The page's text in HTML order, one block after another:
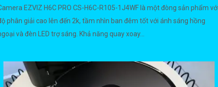
EZVIZ H6C PRO CS-H6C-R105-1J4WF là một đòng sản phẩm
phân giải cao lên đến 2k, tầm nhìn ban đêm tốt với ánh sáng hồng
và đèn LED trợ sáng. Khả năng quay xoay...